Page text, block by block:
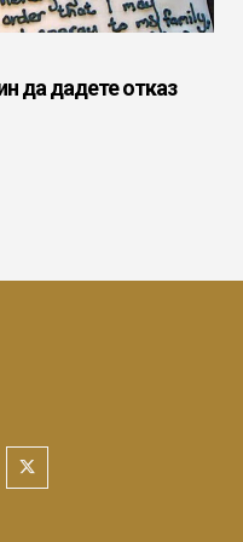
да дадете отказ